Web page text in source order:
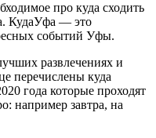
про куда сходить
КудаУфа — это
событий Уфы.
развлечениях и
перечислены куда
года которые проходят
например завтра, на